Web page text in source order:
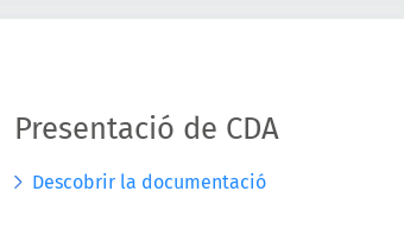
Presentació de CDA
Descobrir la documentació